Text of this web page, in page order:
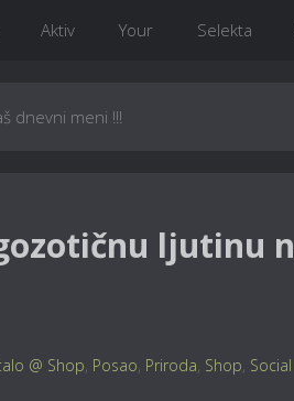
Aktiv Your Selekta
dnevni meni !!!
ljutinu
@ Shop, Posao, Priroda, Shop, Social